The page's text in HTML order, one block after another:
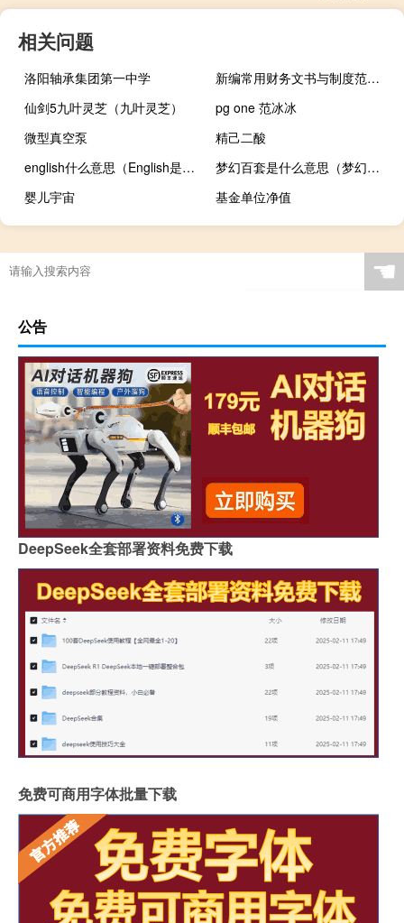
相关问题
洛阳轴承集团第一中学
新编常用财务文书与制度范本全书(关于新编常用财务文书与制度范本全书的简介)
仙剑5九叶灵芝（九叶灵芝）
pg one 范冰冰
微型真空泵
精己二酸
english什么意思（English是怎么形成的）
梦幻百套是什么意思（梦幻百宝箱）
婴儿宇宙
基金单位净值
☚
公告
DeepSeek全套部署资料免费下载
免费可商用字体批量下载